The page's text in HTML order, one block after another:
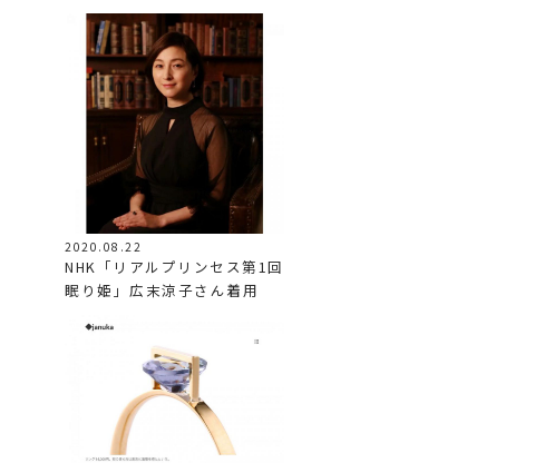
2020.08.22
NHK「リアルプリンセス第1回
眠り姫」広末涼子さん着用